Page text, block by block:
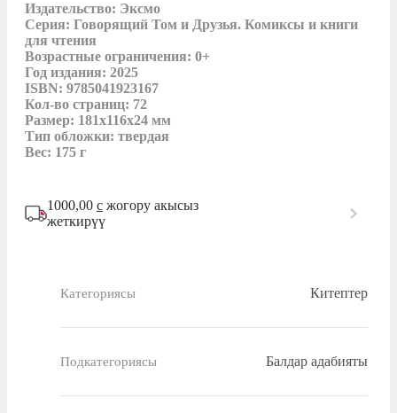
Издательство: Эксмо
Серия: Говорящий Том и Друзья. Комиксы и книги
для чтения
Возрастные ограничения: 0+
Год издания: 2025
ISBN: 9785041923167
Кол-во страниц: 72
Размер: 181x116x24 мм
Тип обложки: твердая
Вес: 175 г
1000,00 с жогору акысыз
жеткирүү
Категориясы Китептер
Подкатегориясы Балдар адабияты